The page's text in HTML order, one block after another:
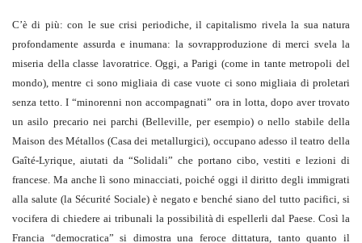
C’è di più: con le sue crisi periodiche, il capitalismo rivela la sua natura
profondamente assurda e inumana: la sovrapproduzione di merci svela la
miseria della classe lavoratrice. Oggi, a Parigi (come in tante metropoli del
mondo), mentre ci sono migliaia di case vuote ci sono migliaia di proletari
senza tetto. I “minorenni non accompagnati” ora in lotta, dopo aver trovato
un asilo precario nei parchi (Belleville, per esempio) o nello stabile della
Maison des Métallos (Casa dei metallurgici), occupano adesso il teatro della
Gaîté-Lyrique, aiutati da “Solidali” che portano cibo, vestiti e lezioni di
francese. Ma anche lì sono minacciati, poiché oggi il diritto degli immigrati
alla salute (la Sécurité Sociale) è negato e benché siano del tutto pacifici, si
vocifera di chiedere ai tribunali la possibilità di espellerli dal Paese. Così la
Francia “democratica” si dimostra una feroce dittatura, tanto quanto il